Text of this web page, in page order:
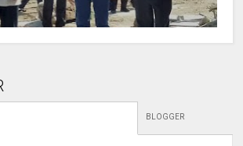
BLOGGER